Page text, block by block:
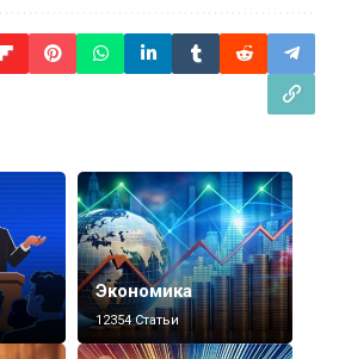
Экономика
12354 Статьи